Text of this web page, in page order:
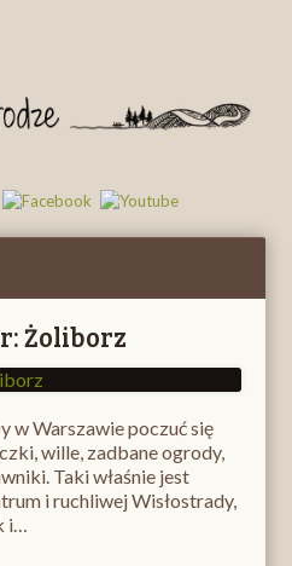
Żoliborz
w Warszawie poczuć się
wille, zadbane ogrody,
Taki właśnie jest
i ruchliwej Wisłostrady,
i…